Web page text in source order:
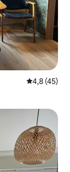
prosječna
4,8 (45)